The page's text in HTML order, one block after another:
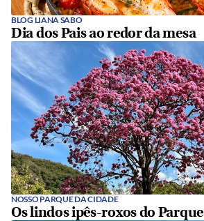
BLOG LIANA SABO
Dia dos Pais ao redor da mesa
NOSSO PARQUE DA CIDADE
Os lindos ipês-roxos do Parque